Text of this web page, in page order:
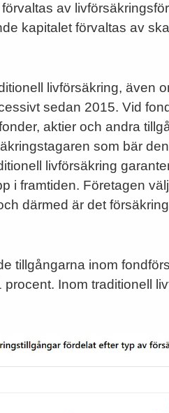
av
kapitalet förvaltas av
livförsäkring, även
sedan 2015. Vid
aktier och andra
som bär
livförsäkring
i framtiden. Företagen
därmed är det
tillgångarna inom
Inom traditionell